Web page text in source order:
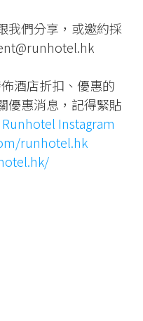
我們分享，或邀約採
酒店折扣、優惠的
優惠消息，記得緊貼
Runhotel Instagram
runhotel.hk